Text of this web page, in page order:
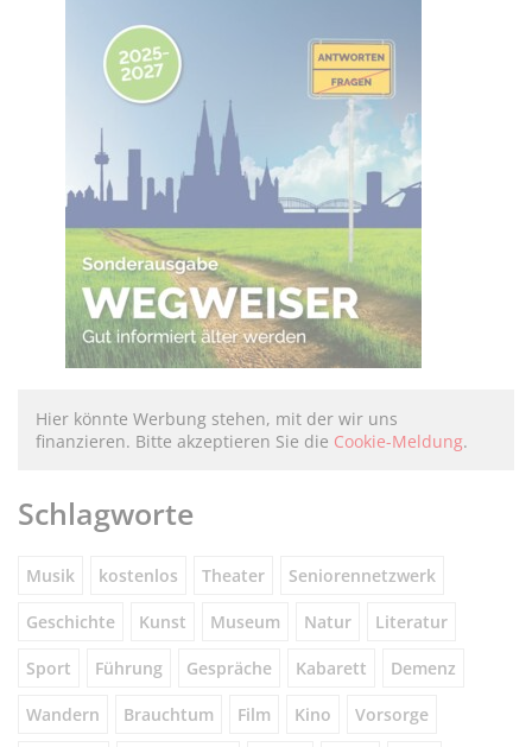
Hier könnte Werbung stehen, mit der wir uns
finanzieren. Bitte akzeptieren Sie die Cookie-Meldung.
Schlagworte
Musik kostenlos Theater Seniorennetzwerk
Geschichte Kunst Museum Natur Literatur
Sport Führung Gespräche Kabarett Demenz
Wandern Brauchtum Film Kino Vorsorge